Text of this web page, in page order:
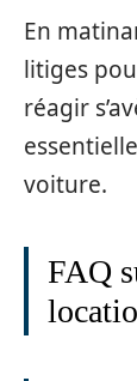
En
litiges
réagir
voiture.
FAQ